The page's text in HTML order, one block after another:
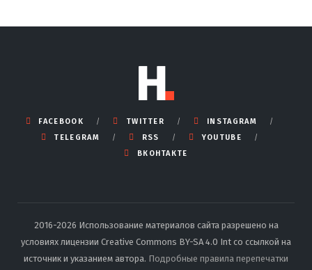
FACEBOOK TWITTER
INSTAGRAM
TELEGRAM
RSS
YOUTUBE
ВКОНТАКТЕ
2016-2026 Использование материалов сайта разрешено на
условиях лицензии Creative Commons BY-SA 4.0 Int со ссылкой на
источник и указанием автора. Подробные правила перепечатки